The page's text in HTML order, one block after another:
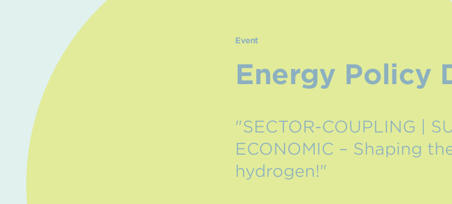
Event
Energy Policy
"SECTOR-COUPLING |
ECONOMIC – Shaping
hydrogen!"